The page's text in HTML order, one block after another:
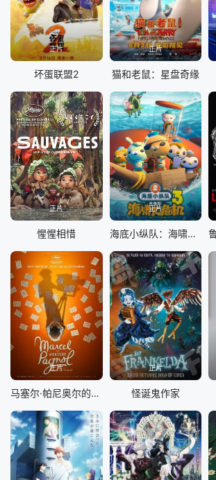
正片
坏蛋联盟2
正片
猫和老鼠：星盘奇缘
正片
惺惺相惜
正片
海底小纵队：海啸大危机
正片
马塞尔·帕尼奥尔的华丽人生
正片
怪诞鬼作家